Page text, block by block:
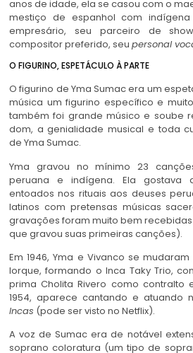
anos de idade, ela se casou com o
mestiço de espanhol com
empresário, seu parceiro de
compositor preferido, seu personal
O FIGURINO, ESPETÁCULO À PARTE
O figurino de Yma Sumac era um
música um figurino específico e
também foi grande músico e soube
dom, a genialidade musical e toda
de Yma Sumac.
Yma gravou no mínimo 23
peruana e indígena. Ela gostava
entoados nos rituais aos deuses
latinos com pretensas músicas
gravações foram muito bem
que gravou suas primeiras canções).
Em 1946, Yma e Vivanco se
Iorque, formando o Inca Taky Trio,
prima Cholita Rivero como contralto
1954, aparece cantando e atuando
Incas (pode ser visto no Netflix).
A voz de Sumac era de notável
soprano coloratura (um tipo de